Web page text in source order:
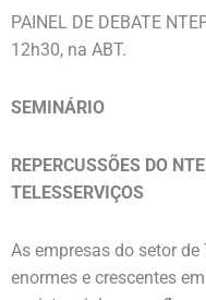
PAINEL DE DEBATE
12h30, na ABT.
SEMINÁRIO
REPERCUSSÕES DO
TELESSERVIÇOS
As empresas do setor
enormes e crescentes